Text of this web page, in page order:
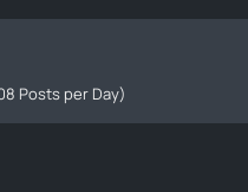
Posts per Day)